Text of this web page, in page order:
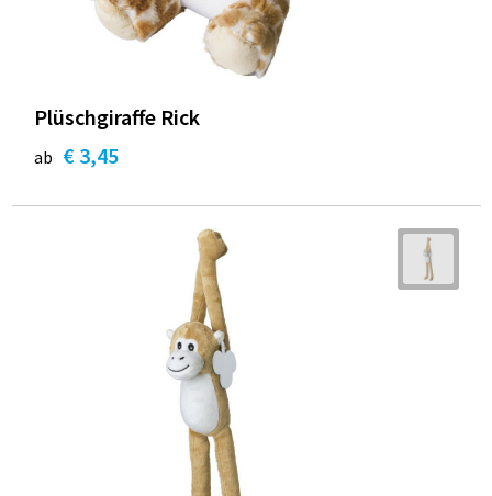
Plüschgiraffe Rick
ab € 3,45